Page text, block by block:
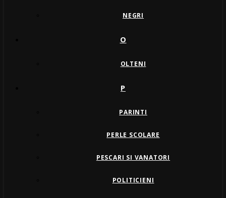
NEGRI
O
OLTENI
P
PARINTI
PERLE SCOLARE
PESCARI SI VANATORI
POLITICIENI